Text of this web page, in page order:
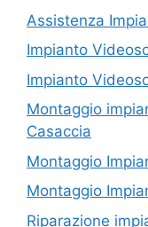
Assistenza
Impianto
Impianto
Montaggio
Casaccia
Montaggio
Montaggio
Riparazione